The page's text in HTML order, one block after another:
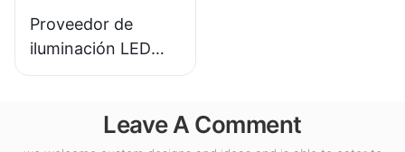
Proveedor de
iluminación LED
KML-CLA de 100 W
interiores como
gasolineras y pasos
Leave A Comment